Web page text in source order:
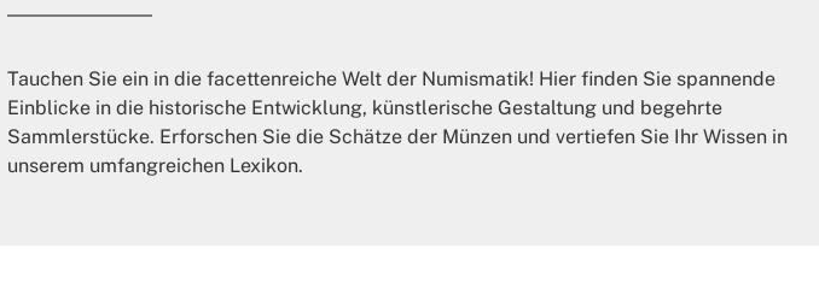
Tauchen Sie ein in die facettenreiche Welt der Numismatik! Hier finden Sie spannende
Einblicke in die historische Entwicklung, künstlerische Gestaltung und begehrte
Sammlerstücke. Erforschen Sie die Schätze der Münzen und vertiefen Sie Ihr Wissen in
unserem umfangreichen Lexikon.